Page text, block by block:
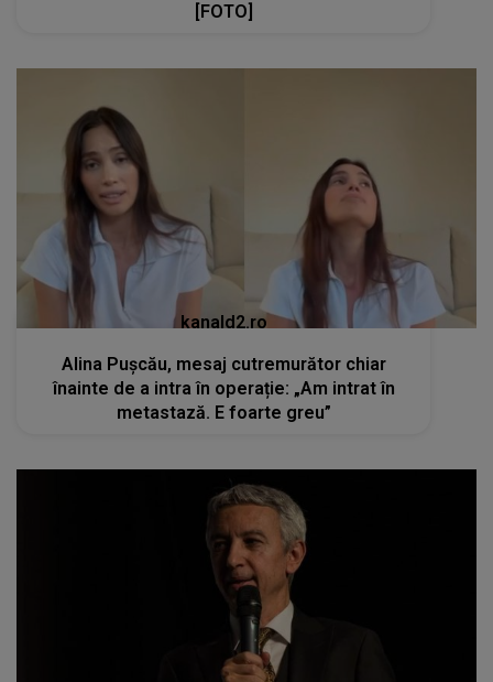
[FOTO]
kanald2.ro
Alina Pușcău, mesaj cutremurător chiar
înainte de a intra în operație: „Am intrat în
metastază. E foarte greu”